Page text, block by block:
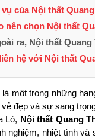
vụ của Nội thất
nên chọn Nội thất
ra, Nội thất
hệ với Nội thất
là một trong những
vẻ đẹp và sự sang
Lò, Nội thất Quang
nghiệm, nhiệt tình
$ 14,290,000
Bếp điện từ Eurosun
EU-TE288